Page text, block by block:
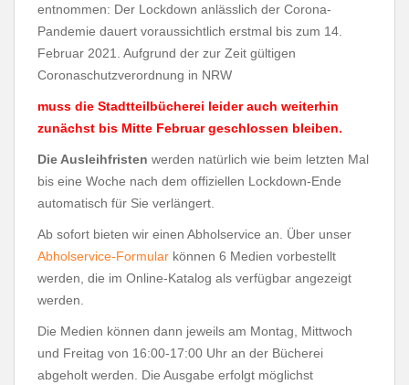
entnommen: Der Lockdown anlässlich der Corona-
Pandemie dauert voraussichtlich erstmal bis zum 14.
Februar 2021. Aufgrund der zur Zeit gültigen
Coronaschutzverordnung in NRW
muss die Stadtteilbücherei leider auch weiterhin
zunächst bis Mitte Februar geschlossen bleiben.
Die Ausleihfristen werden natürlich wie beim letzten Mal
bis eine Woche nach dem offiziellen Lockdown-Ende
automatisch für Sie verlängert.
Ab sofort bieten wir einen Abholservice an. Über unser
Abholservice-Formular können 6 Medien vorbestellt
werden, die im Online-Katalog als verfügbar angezeigt
werden.
Die Medien können dann jeweils am Montag, Mittwoch
und Freitag von 16:00-17:00 Uhr an der Bücherei
abgeholt werden. Die Ausgabe erfolgt möglichst